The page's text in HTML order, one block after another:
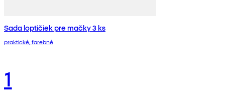
Sada loptičiek pre mačky 3 ks
praktické, farebné
1